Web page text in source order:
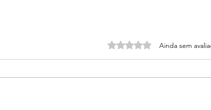
Avaliado com 0 de 5
Ainda sem